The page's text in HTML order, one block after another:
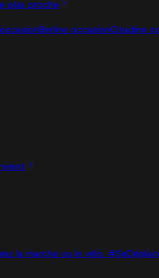
plus proche
Berline occasionCitadine
la marche ou le vélo.